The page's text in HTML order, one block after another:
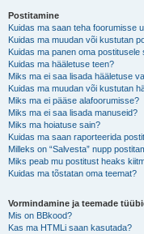
Postitamine
Kuidas ma saan teha foorumisse
Kuidas ma muudan või kustutan
Kuidas ma panen oma postitusele
Kuidas ma hääletuse teen?
Miks ma ei saa lisada hääletuse
Kuidas ma muudan või kustutan
Miks ma ei pääse alafoorumisse?
Miks ma ei saa lisada manuseid?
Miks ma hoiatuse sain?
Kuidas ma saan raporteerida
Milleks on “Salvesta” nupp
Miks peab mu postitust heaks
Kuidas ma tõstatan oma teemat?
Vormindamine ja teemade
Mis on BBkood?
Kas ma HTMLi saan kasutada?